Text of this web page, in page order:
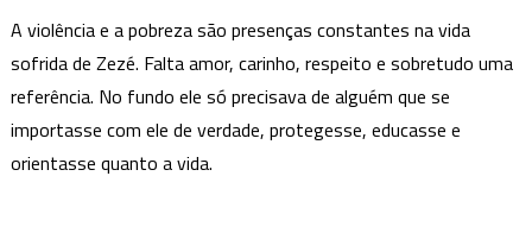
A violência e a pobreza são presenças constantes na vida
sofrida de Zezé. Falta amor, carinho, respeito e sobretudo uma
referência. No fundo ele só precisava de alguém que se
importasse com ele de verdade, protegesse, educasse e
orientasse quanto a vida.